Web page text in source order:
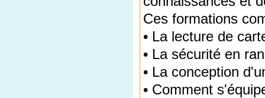
Ces formations
• La lecture de
• La sécurité en
• La conception
• Comment